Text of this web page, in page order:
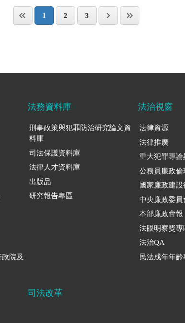
1 2 3
院及
法務資料庫
刑事政策與犯罪防治研究論文資
料庫
司法保護資料庫
法律人才資料庫
出版品
研究報告專區
法治視窗
法律資源
法律推廣
重大犯罪專論
公務員廉政倫
國家廉政建
中央廉政委員
本部廉政會報
法眼明察獎專
法治QA
民法成年年齡
司法改革